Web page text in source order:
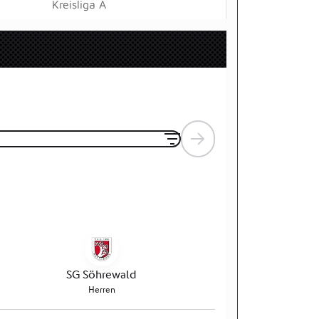
Kreisliga A